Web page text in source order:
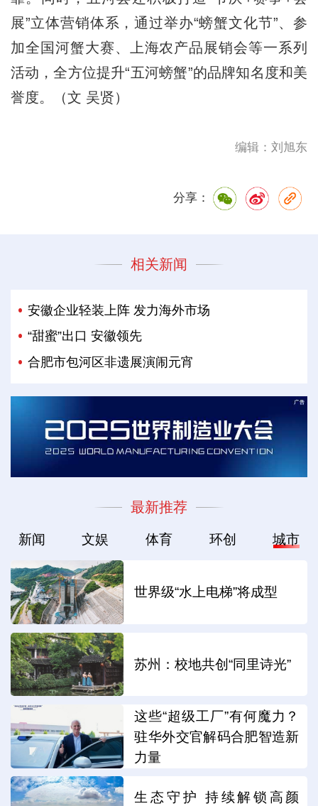
展”立体营销体系，通过举办“螃蟹文化节”、参
加全国河蟹大赛、上海农产品展销会等一系列
活动，全方位提升“五河螃蟹”的品牌知名度和美
誉度。（文 吴贤）
编辑：刘旭东
分享：
相关新闻
安徽企业轻装上阵 发力海外市场
“甜蜜”出口 安徽领先
合肥市包河区非遗展演闹元宵
最新推荐
新闻 文娱 体育 环创 城市
世界级“水上电梯”将成型
苏州：校地共创“同里诗光”
这些“超级工厂”有何魔力？
驻华外交官解码合肥智造新
力量
生态守护 持续解锁高颜